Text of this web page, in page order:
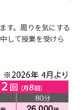
す。周りを気にする
して授業を受けら